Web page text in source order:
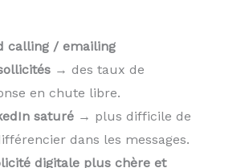
calling / emailing
→ des taux de
en chute libre.
saturé → plus difficile de
dans les messages.
digitale plus chère et